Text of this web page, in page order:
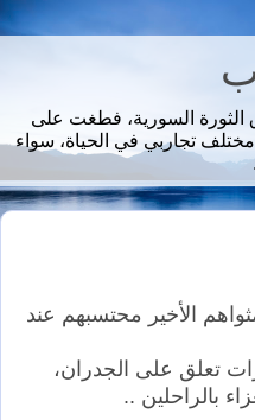
الثورة السورية، فطغت على
تجاربي في الحياة، سواء
الأخير محتسبهم عند
تعلق على الجدران،
بالراحلين ..